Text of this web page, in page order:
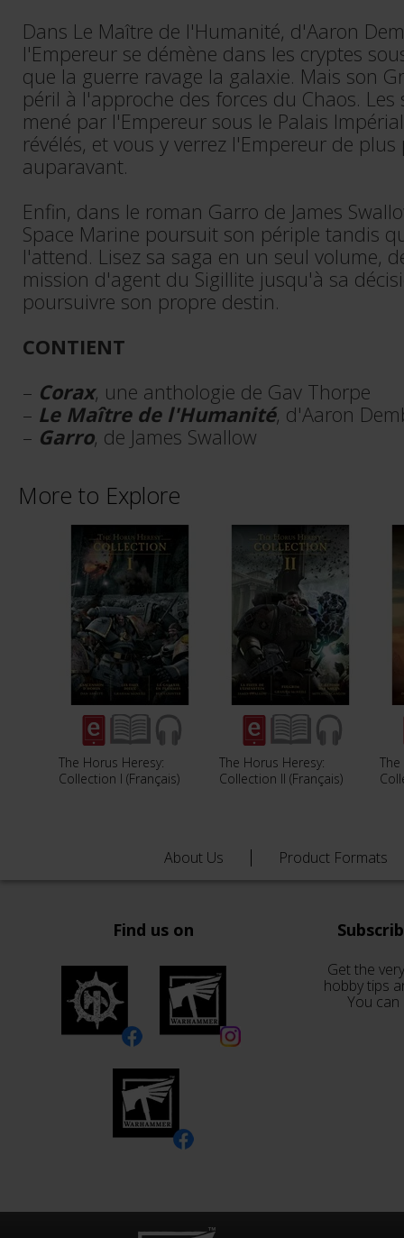
Dans Le Maître de l'Humanité, d'Aaron
l'Empereur se démène dans les cryptes
que la guerre ravage la galaxie. Mais son
péril à l'approche des forces du Chaos.
mené par l'Empereur sous le Palais
révélés, et vous y verrez l'Empereur de
auparavant.
Enfin, dans le roman Garro de James
Space Marine poursuit son périple tandis
l'attend. Lisez sa saga en un seul volume,
mission d'agent du Sigillite jusqu'à sa
poursuivre son propre destin.
CONTIENT
– Corax, une anthologie de Gav Thorpe
– Le Maître de l'Humanité, d'Aaron
– Garro, de James Swallow
More to Explore
The Horus Heresy:
Collection I (Français)
The Horus Heresy:
Collection II (Français)
About Us Product Formats
Find us on
Get the
hobby tips
You